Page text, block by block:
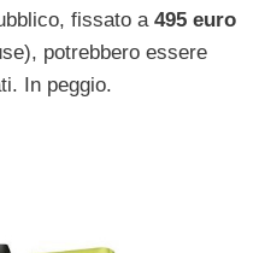
fissato a 495 euro
potrebbero essere
In peggio.